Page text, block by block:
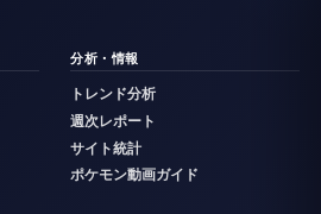
分析・情報
トレンド分析
週次レポート
サイト統計
ポケモン動画ガイド